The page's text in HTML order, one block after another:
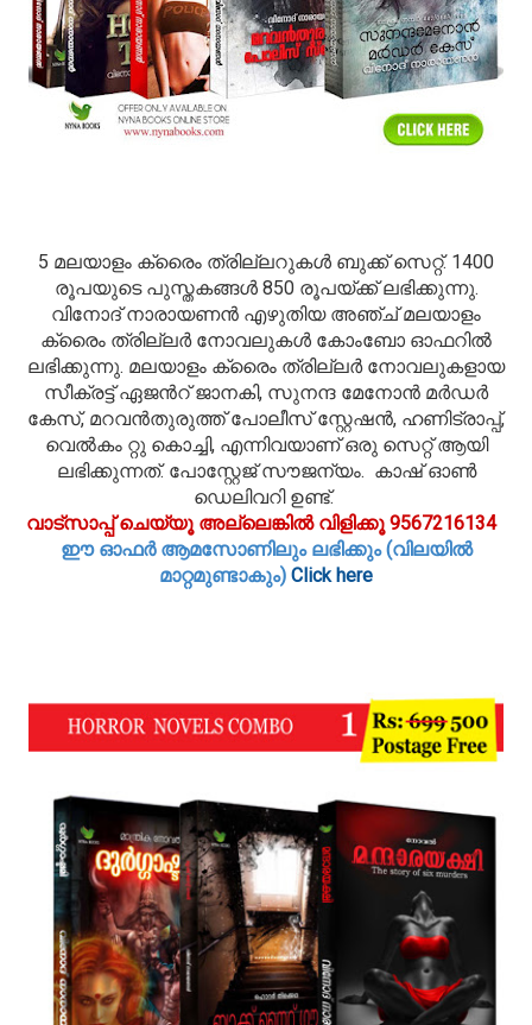
5 മലയാളം ക്രൈം ത്രില്ലറുകള്‍ ബുക്ക് സെറ്റ്. 1400
രൂപയുടെ പുസ്തകങ്ങള്‍ 850 രൂപയ്ക്ക് ലഭിക്കുന്നു.
വിനോദ് നാരായണന്‍ എഴുതിയ അഞ്ച് മലയാളം
ക്രൈം ത്രില്ലര്‍ നോവലുകള്‍ കോംബോ ഓഫറില്‍
ലഭിക്കുന്നു. മലയാളം ക്രൈം ത്രില്ലര്‍ നോവലുകളായ
സീക്രട്ട് ഏജന്‍റ് ജാനകി, സുനന്ദ മേനോന്‍ മര്‍ഡര്‍
കേസ്, മറവന്‍തുരുത്ത് പോലീസ് സ്റ്റേഷന്‍, ഹണിട്രാപ്പ്,
വെല്‍കം റ്റു കൊച്ചി, എന്നിവയാണ് ഒരു സെറ്റ് ആയി
ലഭിക്കുന്നത്. പോസ്റ്റേജ് സൗജന്യം. കാഷ് ഓണ്‍
ഡെലിവറി ഉണ്ട്.
വാട്സാപ്പ് ചെയ്യൂ അല്ലെങ്കില്‍ വിളിക്കൂ 9567216134
ഈ ഓഫര്‍ ആമസോണിലും ലഭിക്കും (വിലയില്‍
മാറ്റമുണ്ടാകും) Click here